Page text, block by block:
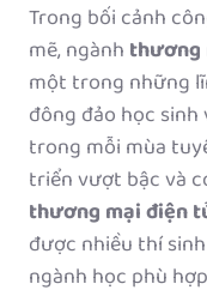
Trong bối cảnh
mẽ, ngành
một trong những
đông đảo học
trong mỗi mùa
triển vượt bậc và
thương mại điện
được nhiều thí
ngành học phù